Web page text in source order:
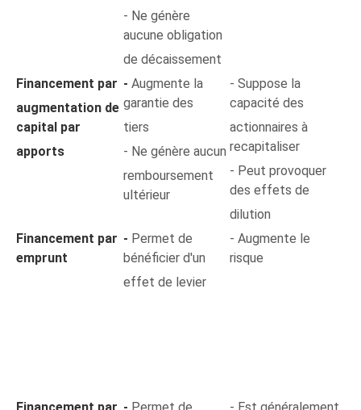
- Ne génère
aucune obligation
de décaissement
Financement par
augmentation de
capital par
apports
- Augmente la
garantie des
tiers
- Ne génère aucun
remboursement
ultérieur
- Suppose la
capacité des
actionnaires à
recapitaliser
- Peut provoquer
des effets de
dilution
Financement par
emprunt
- Permet de
bénéficier d'un
effet de levier
- Augmente le
risque